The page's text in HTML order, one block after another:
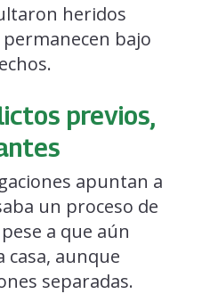
heridos
bajo
previos,
apuntan a
un proceso de
a que aún
aunque
separadas.